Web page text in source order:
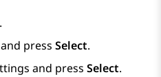
.
and press Select.
and press Select.